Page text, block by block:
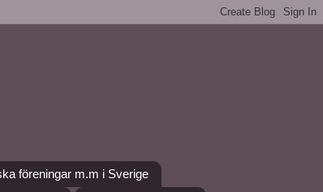
föreningar m.m i Sverige